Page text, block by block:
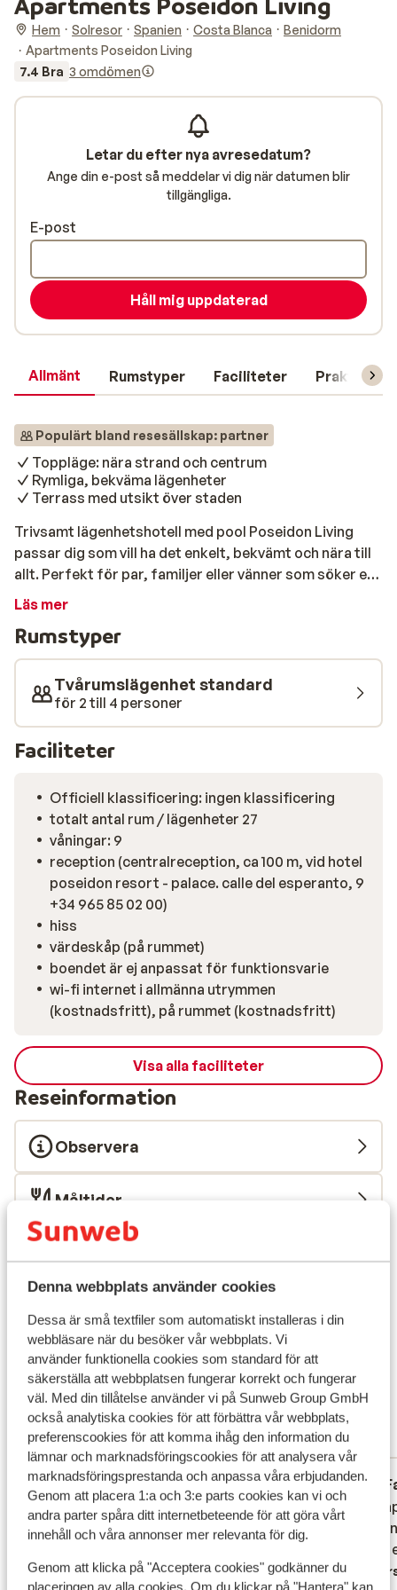
Denna webbplats använder cookies
Dessa är små textfiler som automatiskt installeras i din
webbläsare när du besöker vår webbplats. Vi
använder funktionella cookies som standard för att
säkerställa att webbplatsen fungerar korrekt och fungerar
väl. Med din tillåtelse använder vi på Sunweb Group GmbH
också analytiska cookies för att förbättra vår webbplats,
preferenscookies för att komma ihåg den information du
lämnar och marknadsföringscookies för att analysera vår
marknadsföringsprestanda och anpassa våra erbjudanden.
Genom att placera 1:a och 3:e parts cookies kan vi och
andra parter spåra ditt internetbeteende för att göra vårt
innehåll och våra annonser mer relevanta för dig.
Genom att klicka på "Acceptera cookies" godkänner du
placeringen av alla cookies. Om du klickar på "Hantera" kan
Hem Solresor Spanien Costa Blanca
Benidorm
Apartments Poseidon Living
7.4 Bra 3 omdömen
Allmänt Rumstyper Faciliteter Praktisk
Populärt bland resesällskap: partner
Toppläge: nära strand och centrum
Rymliga, bekväma lägenheter
Terrass med utsikt över staden
Trivsamt lägenhetshotell med pool Poseidon Living
passar dig som vill ha det enkelt, bekvämt och nära till
allt. Perfekt för par, familjer eller vänner som söker en
flexibel semester med friheten som en lägenhet ger –
ligger mitt i Benidorm, bara en kort promenad från
både stranden och stadens liv. Här kombineras
avkoppling med praktiskt läge. Strand & pool På bara
några minuter når du stranden – idealiskt för soliga
dagar med sand mellan tårna och svalkande dopp i
havet. Vill du hellre hänga kvar vid boendet, finns en
Poseidon Resorts inomhus- och utomhuspooler. Mer
bad, mer semester! Mat & dryck Inga måltider ingår.
Laga din egen frukost i köket, eller slå dig ner på
balkongen med något gott från supermarket runt
hörnet. För mer variation kan du ta del av
restaurangerna på Poseidon Resort – perfekt om du
vill slippa tänka på matlagning under semestern.
Omgivningarna Med både centrum och strand inom
gångavstånd bor du mitt i Benidorms semesterpuls.
Här väntar mysiga restauranger, butiker, kaféer och
kvällsliv bara runt hörnet. Den närliggande
supermarket gör din vistelse enkel och smidig.
Läs mer
Rumstyper
Tvårumslägenhet standard
för 2 till 4 personer
Faciliteter
Officiell klassificering: ingen klassificering
totalt antal rum / lägenheter 27
våningar: 9
reception (centralreception, ca 100 m, vid hotel
poseidon resort - palace. calle del esperanto, 9
+34 965 85 02 00)
hiss
värdeskåp (på rummet)
boendet är ej anpassat för funktionsvarie
wi-fi internet i allmänna utrymmen
(kostnadsfritt), på rummet (kostnadsfritt)
Visa alla faciliteter
Reseinformation
Observera
Måltider
Vad våra gäster tycker
Det här är 100 % äkta kundrecensioner som verkligen
speglar deras upplevelser av vår produkt.
Mer om recensioner
7.4 Bra
3 omdömen
Mest bokad av partner
6.4 Bra
14 jan. 2026
Ruim appartement met ruime balkons. Wel
zo prettig als je een maand verblijft in de
supermarkten. Wel heel gehorig
Ruim appartement met ruime balkons. Wel
zo prettig als je een maand verblijft in de
supermarkten. Wel heel gehorig
8.0
Mooi
Mooi
Letar du efter nya avresedatum?
Ange din e-post så meddelar vi dig när datumen blir
tillgängliga.
E-post
Håll mig uppdaterad